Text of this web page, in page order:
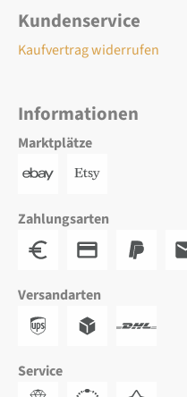
Kundenservice
Kaufvertrag widerrufen
Informationen
Marktplätze
Zahlungsarten
Versandarten
Service